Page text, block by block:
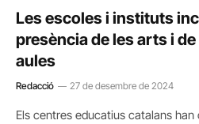
Les escoles i instituts
presència de les arts i
aules
Redacció 27 de desembre de 2024
Els centres educatius catalans